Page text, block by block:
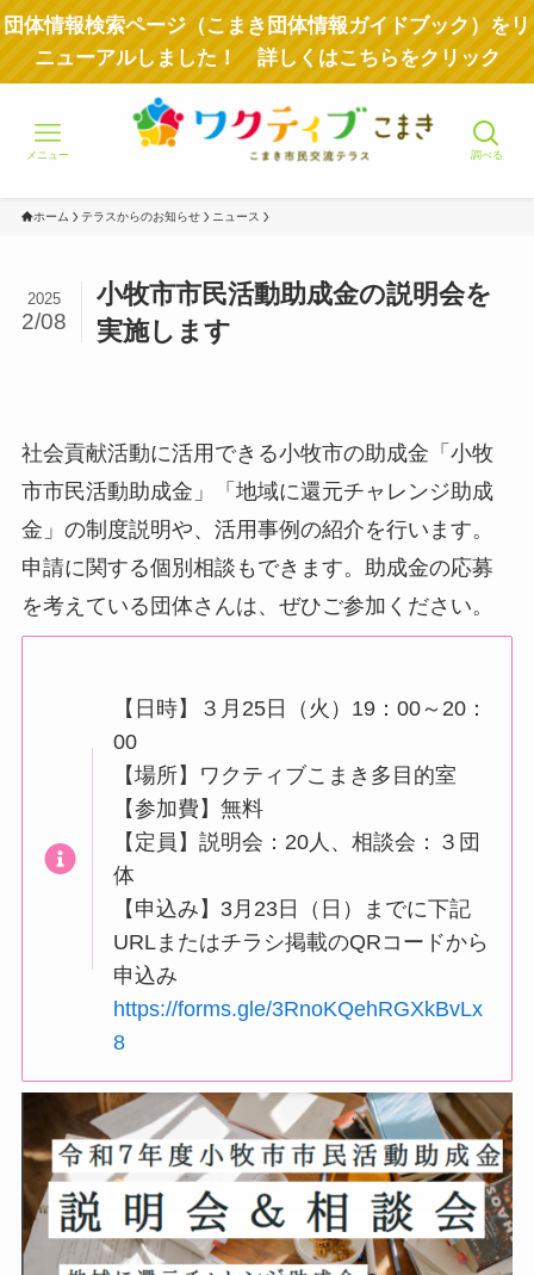
団体情報検索ページ（こまき団体情報ガイドブック）をリ
ニューアルしました！ 詳しくはこちらをクリック
調べる
メニュー
ホーム テラスからのお知らせ ニュース
小牧市市民活動助成金の説明会を
実施します
2025
2/08
社会貢献活動に活用できる小牧市の助成金「小牧
市市民活動助成金」「地域に還元チャレンジ助成
金」の制度説明や、活用事例の紹介を行います。
申請に関する個別相談もできます。助成金の応募
を考えている団体さんは、ぜひご参加ください。
【日時】３月25日（火）19：00～20：
00
【場所】ワクティブこまき多目的室
【参加費】無料
【定員】説明会：20人、相談会：３団
体
【申込み】3月23日（日）までに下記
URLまたはチラシ掲載のQRコードから
申込み
https://forms.gle/3RnoKQehRGXkBvLx
8